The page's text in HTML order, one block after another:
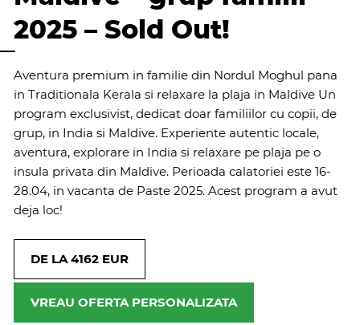
2025 – Sold Out!
Aventura premium in familie din Nordul Moghul pana
in Traditionala Kerala si relaxare la plaja in Maldive Un
program exclusivist, dedicat doar familiilor cu copii, de
grup, in India si Maldive. Experiente autentic locale,
aventura, explorare in India si relaxare pe plaja pe o
insula privata din Maldive. Perioada calatoriei este 16-
28.04, in vacanta de Paste 2025. Acest program a avut
deja loc!
DE LA 4162 EUR
VREAU OFERTA PERSONALIZATA